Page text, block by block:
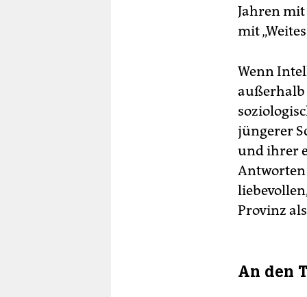
Jahren
mit
Wenn
außerhalb
jüngerer
und ihrer
Antworten
Provinz
An den